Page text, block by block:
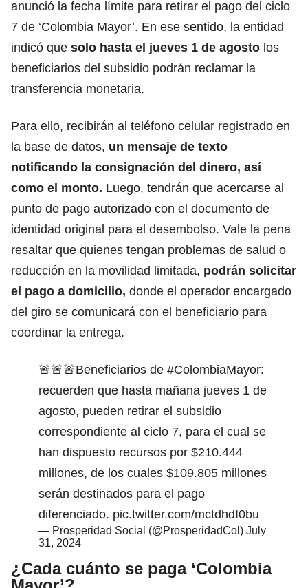
anunció la fecha límite para retirar el pago del ciclo
7 de ‘Colombia Mayor’. En ese sentido, la entidad
indicó que solo hasta el jueves 1 de agosto los
beneficiarios del subsidio podrán reclamar la
transferencia monetaria.
Para ello, recibirán al teléfono celular registrado en
la base de datos, un mensaje de texto
notificando la consignación del dinero, así
como el monto. Luego, tendrán que acercarse al
punto de pago autorizado con el documento de
identidad original para el desembolso. Vale la pena
resaltar que quienes tengan problemas de salud o
reducción en la movilidad limitada, podrán solicitar
el pago a domicilio, donde el operador encargado
del giro se comunicará con el beneficiario para
coordinar la entrega.
🚨🚨🚨Beneficiarios de #ColombiaMayor:
recuerden que hasta mañana jueves 1 de
agosto, pueden retirar el subsidio
correspondiente al ciclo 7, para el cual se
han dispuesto recursos por $210.444
millones, de los cuales $109.805 millones
serán destinados para el pago
diferenciado. pic.twitter.com/mctdhdI0bu
— Prosperidad Social (@ProsperidadCol) July
31, 2024
¿Cada cuánto se paga ‘Colombia